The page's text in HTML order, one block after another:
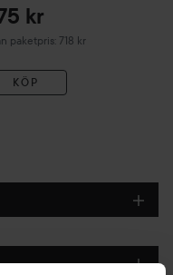
kr
paketpris: 718 kr
KÖP